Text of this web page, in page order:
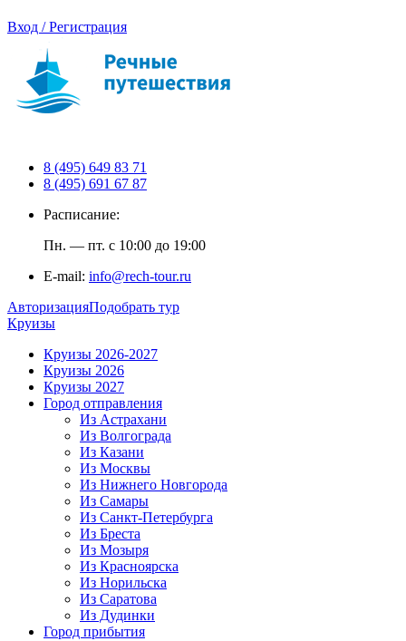
Вход / Регистрация
8 (495) 649 83 71
8 (495) 691 67 87
Расписание:
Пн. — пт. с 10:00 до 19:00
E-mail: info@rech-tour.ru
АвторизацияПодобрать тур
Круизы
Круизы 2026-2027
Круизы 2026
Круизы 2027
Город отправления
Из Астрахани
Из Волгограда
Из Казани
Из Москвы
Из Нижнего Новгорода
Из Самары
Из Санкт-Петербурга
Из Бреста
Из Мозыря
Из Красноярска
Из Норильска
Из Саратова
Из Дудинки
Город прибытия